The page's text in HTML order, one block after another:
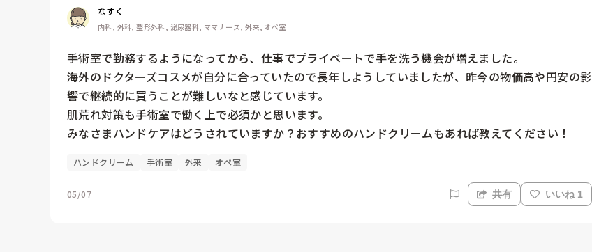
なすく
内科, 外科, 整形外科, 泌尿器科, ママナース, 外来, オペ室
手術室で勤務するようになってから、仕事でプライベートで手を洗う機会が増えました。
海外のドクターズコスメが自分に合っていたので長年しようしていましたが、昨今の物価高や円安の影
響で継続的に買うことが難しいなと感じています。
肌荒れ対策も手術室で働く上で必須かと思います。
みなさまハンドケアはどうされていますか？おすすめのハンドクリームもあれば教えてください！
ハンドクリーム 手術室 外来 オペ室
05/07 共有 いいね 1